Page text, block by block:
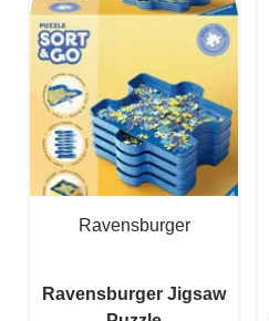
Ravensburger
Ravensburger Jigsaw